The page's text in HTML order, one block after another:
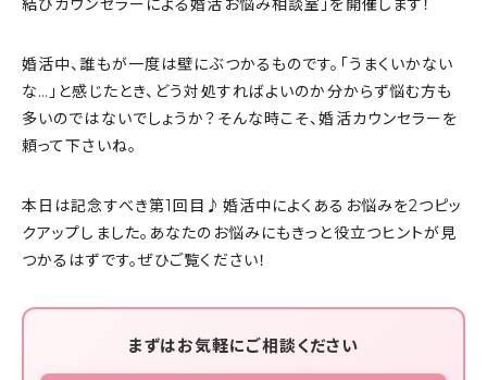
結びカウンセラーによる婚活お悩み相談室」を開催します！
婚活中、誰もが一度は壁にぶつかるものです。「うまくいかない
な…」と感じたとき、どう対処すればよいのか分からず悩む方も
多いのではないでしょうか？そんな時こそ、婚活カウンセラーを
頼って下さいね。
本日は記念すべき第1回目♪婚活中によくあるお悩みを2つピッ
クアップしました。あなたのお悩みにもきっと役立つヒントが見
つかるはずです。ぜひご覧ください！
まずはお気軽にご相談ください